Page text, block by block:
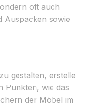
oft auch
Auspacken sowie
gestalten, erstelle
Punkten, wie das
der Möbel im